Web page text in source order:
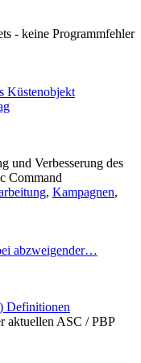
- keine Programmfehler
Küstenobjekt
und Verbesserung des
Command
, Kampagnen,
abzweigender…
Definitionen
aktuellen ASC / PBP